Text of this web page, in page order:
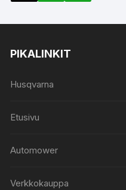
PIKALINKIT
Husqvarna
Etusivu
Automower
Verkkokauppa